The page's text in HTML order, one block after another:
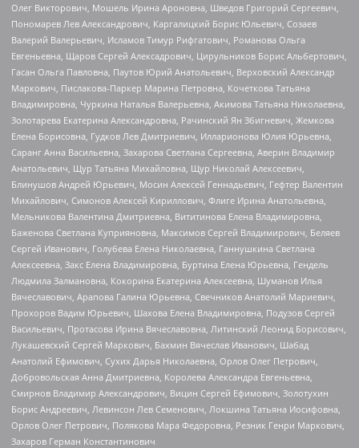
Олег Викторович, Мошель Ирина Ароновна, Шведов Григорий Сергеевич,
Пономарев Лев Александрович, Каргалицкий Борис Юльевич, Созаев
Валерий Валерьевич, Исламов Тимур Рифгатович, Романова Ольга
Евгеньевна, Щаров Сергей Алексадрович, Цирульников Борис Альбертович,
Гасан Ольга Павловна, Паутов Юрий Анатольевич, Верховский Александр
Маркович, Пислакова-Паркер Марина Петровна, Кочеткова Татьяна
Владимировна, Чуркина Наталья Валерьевна, Акимова Татьяна Николаевна,
Золотарева Екатерина Александровна, Рачинский Ян Збигневич, Жемкова
Елена Борисовна, Гудков Лев Дмитриевич, Илларионова Юлия Юрьевна,
Саранг Анна Васильевна, Захарова Светлана Сергеевна, Аверин Владимир
Анатольевич, Щур Татьяна Михайловна, Щур Николай Алексеевич,
Блинушов Андрей Юрьевич, Мосин Алексей Геннадьевич, Гефтер Валентин
Михайлович, Симонов Алексей Кириллович, Флиге Ирина Анатольевна,
Мельникова Валентина Дмитриевна, Вититинова Елена Владимировна,
Баженова Светлана Куприяновна, Максимов Сергей Владимирович, Беляев
Сергей Иванович, Голубева Елена Николаевна, Ганнушкина Светлана
Алексеевна, Закс Елена Владимировна, Буртина Елена Юрьевна, Гендель
Людмила Залмановна, Кокорина Екатерина Алексеевна, Шуманов Илья
Вячеславович, Арапова Галина Юрьевна, Свечников Анатолий Мариевич,
Прохоров Вадим Юрьевич, Шахова Елена Владимировна, Подузов Сергей
Васильевич, Протасова Ирина Вячеславовна, Литинский Леонид Борисович,
Лукашевский Сергей Маркович, Бахмин Вячеслав Иванович, Шабад
Анатолий Ефимович, Сухих Дарья Николаевна, Орлов Олег Петрович,
Добровольская Анна Дмитриевна, Королева Александра Евгеньевна,
Смирнов Владимир Александрович, Вицин Сергей Ефимович, Золотухин
Борис Андреевич, Левинсон Лев Семенович, Локшина Татьяна Иосифовна,
Орлов Олег Петрович, Полякова Мара Федоровна, Резник Генри Маркович,
Захаров Герман Константинович